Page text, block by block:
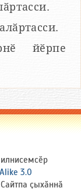
йӗрпе
3.0
ҫыхӑннӑ